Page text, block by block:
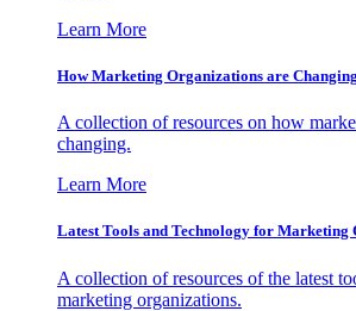
Learn More
How Marketing Organizations are Changing
A collection of resources on how
changing.
Learn More
Latest Tools and Technology for Marketing
A collection of resources of the latest
marketing organizations.